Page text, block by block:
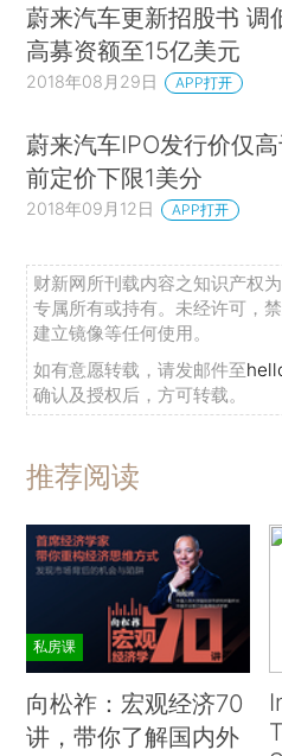
蔚来汽车更新招股书 调
高募资额至15亿美元
2018年08月29日 APP打开
蔚来汽车IPO发行价仅
前定价下限1美分
2018年09月12日 APP打开
财新网所刊载内容之知识产权
专属所有或持有。未经许可，
建立镜像等任何使用。
如有意愿转载，请发邮件至
确认及授权后，方可转载。
推荐阅读
私房课
向松祚：宏观经济70
讲，带你了解国内外